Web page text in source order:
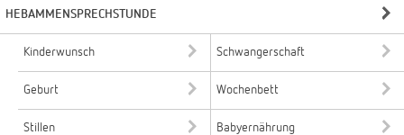
HEBAMMENSPRECHSTUNDE
Kinderwunsch Schwangerschaft
Geburt Wochenbett
Stillen Babyernährung